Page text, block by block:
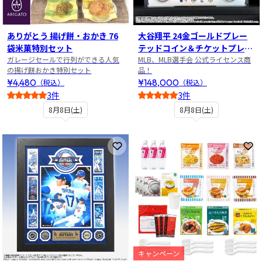
8月8日(土)
ありがとう 揚げ餅・おかき 76
袋米菓特別セット
ガレージセールで行列ができる人気
の揚げ餅おかき特別セット
¥4,480 （税込）
3件
8月8日(土)
大谷翔平 24金ゴールドプレー
テッドコイン＆チケットプレー
トセット
MLB、MLB選手会 公式ライセンス商
品！
¥148,000 （税込）
3件
お気に入りに登録 お
キャンペーン